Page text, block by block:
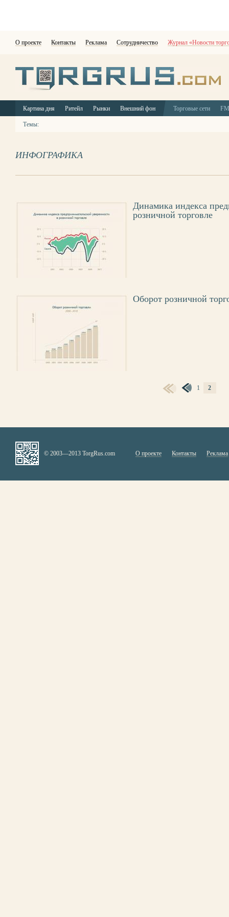
О проекте Контакты Реклама Сотрудничество Журнал «Новости
Картина дня Ритейл Рынки Внешний фон Торговые сети
Темы:
ИНФОГРАФИКА
Динамика индекса
розничной торговле
Оборот розничной
1 2
© 2003—2013 TorgRus.com О проекте Контакты Реклама